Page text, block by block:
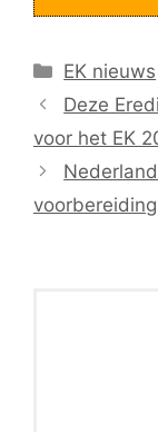
EK nieuws
Deze
voor het EK